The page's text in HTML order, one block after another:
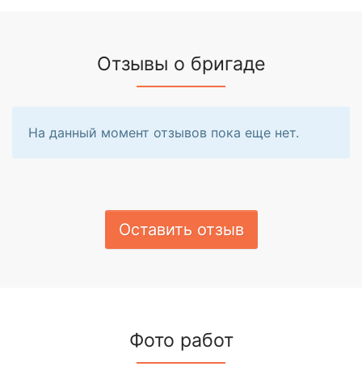
Отзывы о бригаде
На данный момент отзывов пока еще нет.
Оставить отзыв
Фото работ